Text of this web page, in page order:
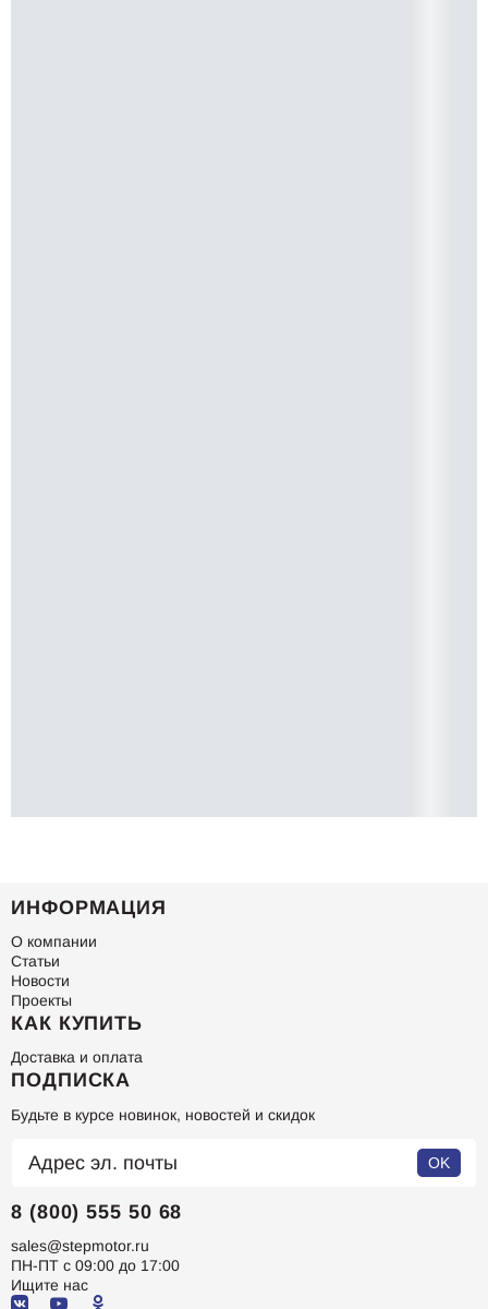
ИНФОРМАЦИЯ
О компании
Статьи
Новости
Проекты
КАК КУПИТЬ
Доставка и оплата
ПОДПИСКА
Будьте в курсе новинок, новостей и скидок
OK
8 (800) 555 50 68
sales@stepmotor.ru
ПН-ПТ с 09:00 до 17:00
Ищите нас